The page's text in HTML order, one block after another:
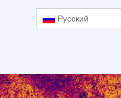
Pусский